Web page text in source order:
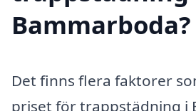
Bammarboda?
Det finns flera faktorer
priset för trappstädning i